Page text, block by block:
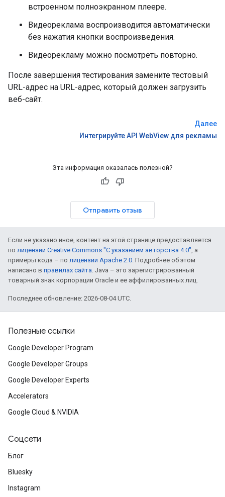
встроенном полноэкранном плеере.
Видеореклама воспроизводится автоматически
без нажатия кнопки воспроизведения.
Видеорекламу можно посмотреть повторно.
После завершения тестирования замените тестовый
URL-адрес на URL-адрес, который должен загрузить
веб-сайт.
Далее
Интегрируйте API WebView для рекламы
Эта информация оказалась полезной?
Отправить отзыв
Если не указано иное, контент на этой странице предоставляется
по лицензии Creative Commons "С указанием авторства 4.0" , а
примеры кода – по лицензии Apache 2.0 . Подробнее об этом
написано в правилах сайта . Java – это зарегистрированный
товарный знак корпорации Oracle и ее аффилированных лиц.
Последнее обновление: 2026-08-04 UTC.
Полезные ссылки
Google Developer Program
Google Developer Groups
Google Developer Experts
Accelerators
Google Cloud & NVIDIA
Соцсети
Блог
Bluesky
Instagram